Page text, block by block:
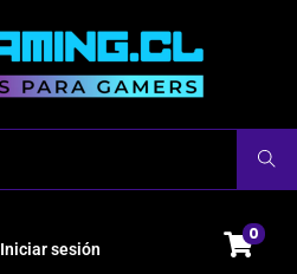
Buscar
Iniciar sesión
0